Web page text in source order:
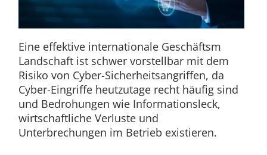
Eine effektive internationale Geschäftsm
Landschaft ist schwer vorstellbar mit dem
Risiko von Cyber-Sicherheitsangriffen, da
Cyber-Eingriffe heutzutage recht häufig sind
und Bedrohungen wie Informationsleck,
wirtschaftliche Verluste und
Unterbrechungen im Betrieb existieren.